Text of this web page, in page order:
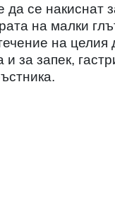
да се накиснат
на малки
на целия
и за запек,